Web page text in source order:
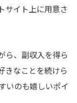
サイト上に用意さ
ら、副収入を得ら
きなことを続けら
いのも嬉しいポイ